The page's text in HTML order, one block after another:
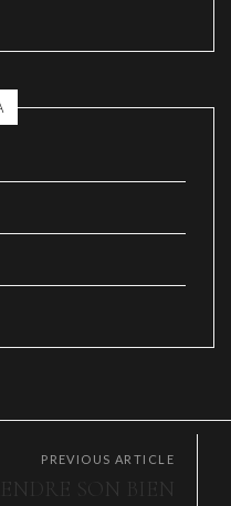
PREVIOUS ARTICLE
SON BIEN